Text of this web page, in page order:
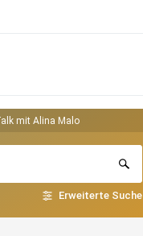
mit Alina Malo
Erweiterte Suche